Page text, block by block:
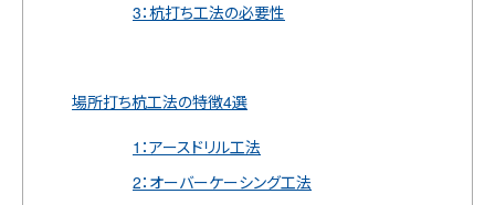
3：杭打ち工法の必要性
場所打ち杭工法の特徴4選
1：アースドリル工法
2：オーバーケーシング工法